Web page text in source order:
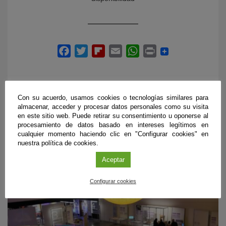
PRÓXIMOS EVENTOS
Con su acuerdo, usamos cookies o tecnologías similares para
almacenar, acceder y procesar datos personales como su visita
en este sitio web. Puede retirar su consentimiento u oponerse al
procesamiento de datos basado en intereses legítimos en
cualquier momento haciendo clic en "Configurar cookies" en
nuestra política de cookies.
Aceptar
Configurar cookies